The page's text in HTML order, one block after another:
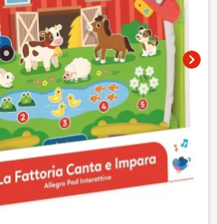
chevron_right